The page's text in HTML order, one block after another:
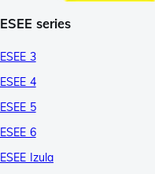
ESEE series
ESEE 3
ESEE 4
ESEE 5
ESEE 6
ESEE Izula